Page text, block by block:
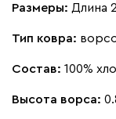
Размеры: Длина
Тип ковра:
Состав: 100%
Высота ворса: